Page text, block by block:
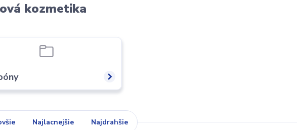
kozmetika
Najlacnejšie Najdrahšie